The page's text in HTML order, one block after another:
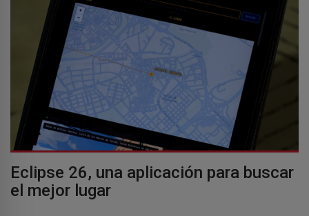
Eclipse 26, una aplicación para buscar
el mejor lugar